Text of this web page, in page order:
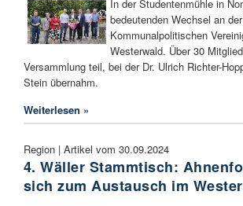
In der Studentenmühle in
bedeutenden Wechsel an
Kommunalpolitischen
Westerwald. Über 30
Versammlung teil, bei der Dr. Ulrich Richter-
Stein übernahm.
Weiterlesen »
Region | Artikel vom 30.09.2024
4. Wäller Stammtisch:
sich zum Austausch im